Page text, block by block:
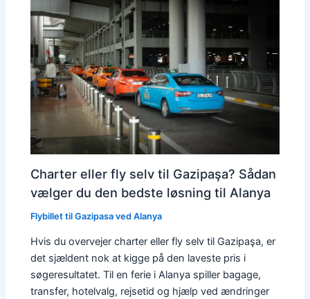
Charter eller fly selv til Gazipaşa? Sådan
vælger du den bedste løsning til Alanya
Flybillet til Gazipasa ved Alanya
Hvis du overvejer charter eller fly selv til Gazipaşa, er
det sjældent nok at kigge på den laveste pris i
søgeresultatet. Til en ferie i Alanya spiller bagage,
transfer, hotelvalg, rejsetid og hjælp ved ændringer